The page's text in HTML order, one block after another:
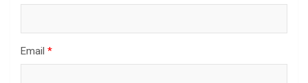
Email *